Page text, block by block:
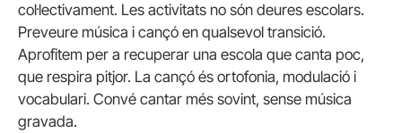
col·lectivament. Les activitats no són deures escolars.
Preveure música i cançó en qualsevol transició.
Aprofitem per a recuperar una escola que canta poc,
que respira pitjor. La cançó és ortofonia, modulació i
vocabulari. Convé cantar més sovint, sense música
gravada.